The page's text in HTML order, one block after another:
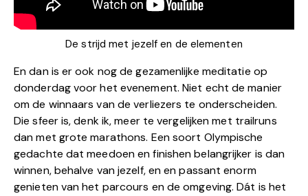
De strijd met jezelf en de elementen
En dan is er ook nog de gezamenlijke meditatie op
donderdag voor het evenement. Niet echt de manier
om de winnaars van de verliezers te onderscheiden.
Die sfeer is, denk ik, meer te vergelijken met trailruns
dan met grote marathons. Een soort Olympische
gedachte dat meedoen en finishen belangrijker is dan
winnen, behalve van jezelf, en en passant enorm
genieten van het parcours en de omgeving. Dát is het